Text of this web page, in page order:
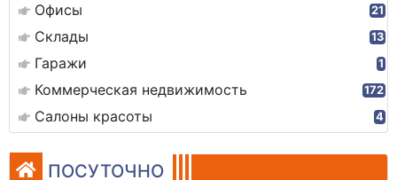
Офисы 21
Склады 13
Гаражи 1
Коммерческая недвижимость 172
Салоны красоты 4
ПОСУТОЧНО